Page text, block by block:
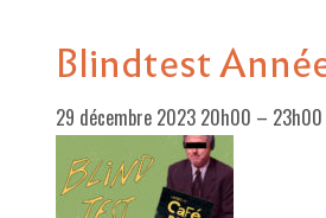
NOUS SOUTENIR
LE PROGRAMME
DÉTAIL DES ÉVÉNEMENTS
Blindtest
29 décembre 2023 20h00 – 23h00